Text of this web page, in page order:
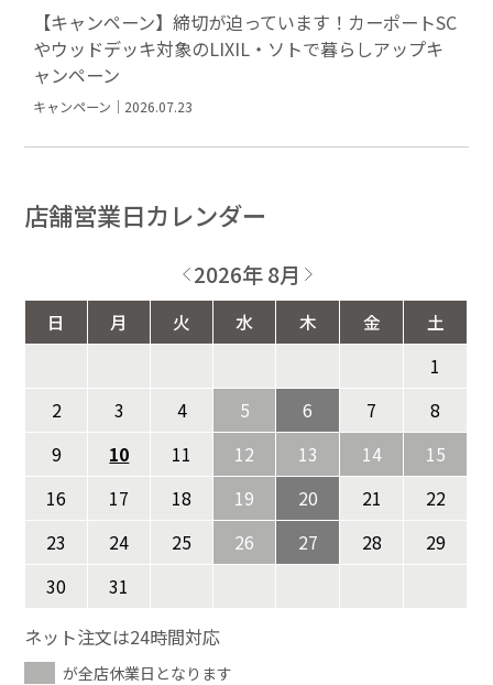
【キャンペーン】締切が迫っています！カーポートSC
やウッドデッキ対象のLIXIL・ソトで暮らしアップキ
ャンペーン
キャンペーン｜2026.07.23
店舗営業日カレンダー
2026年 8月
日 月 火 水 木 金
土
1
2
3 4 5 6 7
8
9
10 11 12 13 14
15
16
17 18 19 20 21
22
23
24 25 26 27 28
29
30
31
ネット注文は24時間対応
が全店休業日となります